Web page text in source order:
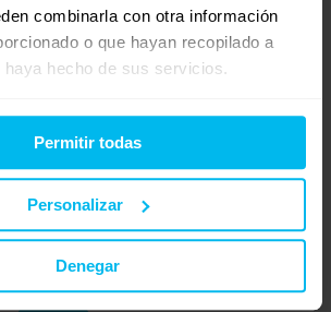
combinarla con otra información
o que hayan recopilado a
haya hecho de sus servicios.
Permitir todas
Personalizar
Denegar
resistencia del muelle ensacado.
muelles ensacados a lo largo del
de lechos.
10:49 am #17029
RESPONDER